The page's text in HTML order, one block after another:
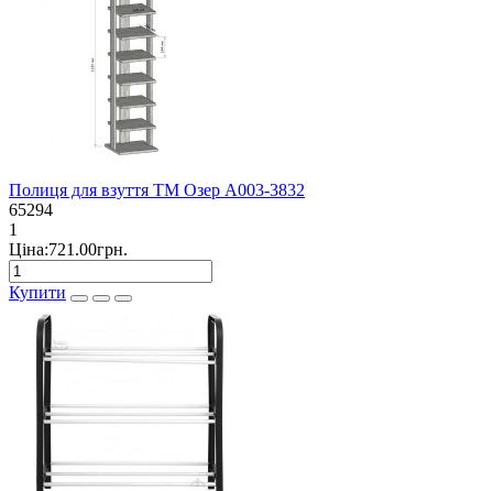
Полиця для взуття ТМ Озер А003-3832
65294
1
Ціна:721.00грн.
Купити